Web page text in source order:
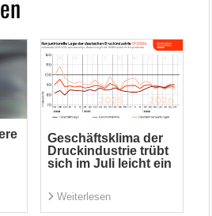
Geschäftsklima der
Druckindustrie trübt
sich im Juli leicht ein
Weiterlesen